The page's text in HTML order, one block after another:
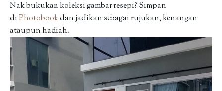
Nak bukukan koleksi gambar resepi? Simpan
diPhotobookdan jadikan sebagai rujukan, kenangan
ataupun hadiah.